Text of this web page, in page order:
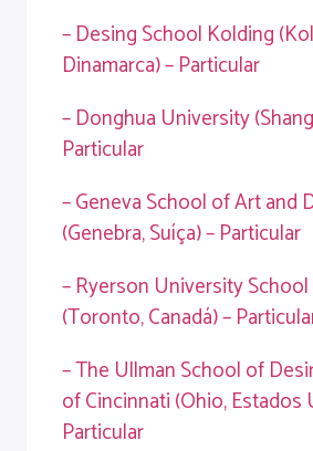
– Desing School Kolding
Dinamarca) – Particular
– Donghua University
Particular
– Geneva School of Art and
(Genebra, Suíça) – Particular
– Ryerson University
(Toronto, Canadá) –
– The Ullman School of
of Cincinnati (Ohio, Estados
Particular